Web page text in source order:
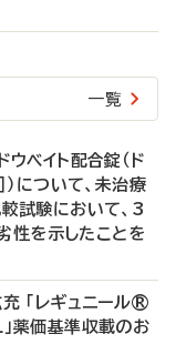
一覧
ベイト配合錠（ド
について、未治療
試験において、3
を示したことを
「レギュニール®
薬価基準収載のお